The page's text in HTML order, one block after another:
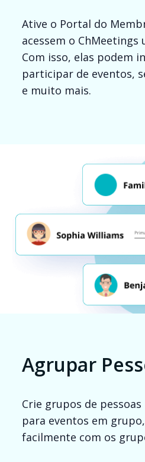
Ative o Portal do
acessem o
Com isso, elas podem
participar de eventos,
e muito mais.
Agrupar
Crie grupos de
para eventos em
facilmente com os